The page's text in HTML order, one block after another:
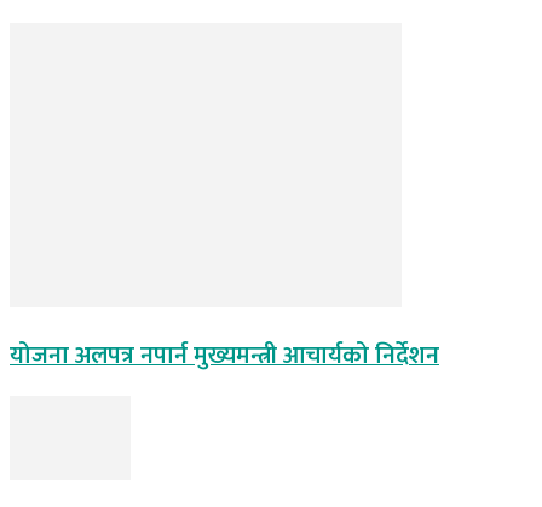
योजना अलपत्र नपार्न मुख्यमन्त्री आचार्यको निर्देशन